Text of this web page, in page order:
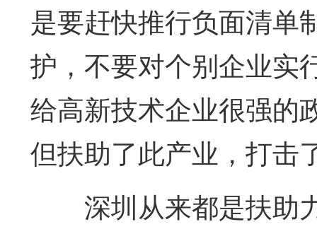
是要赶快推行负面清单
护，不要对个别企业实
给高新技术企业很强的
但扶助了此产业，打击
深圳从来都是扶助